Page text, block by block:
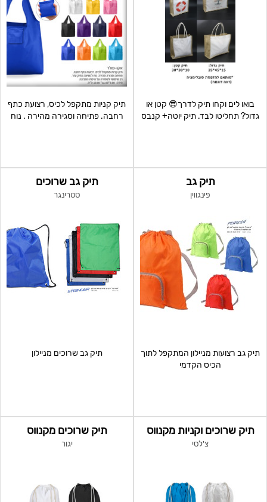
בואו לים וקחו תיק לדרך😎 קטן או
גדול? תחליטו לבד. תיק יוטה+ קנבס
תיק קניות מתקפל לכיס, רצועת כתף
רחבה. פתיחה וסגירה מהירה . נוח
תיק גב
פינגווין
תיק גב רצועות מניילון המתקפל לתוך
הכיס הקדמי
תיק גב שרוכים
סטרינגר
תיק גב שרוכים מניילון
תיק שרוכים וקניות מקנווס
צ'לסי
תיק שרוכים מקנווס
יגור